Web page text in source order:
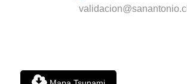
validacion@sanantonio.cl